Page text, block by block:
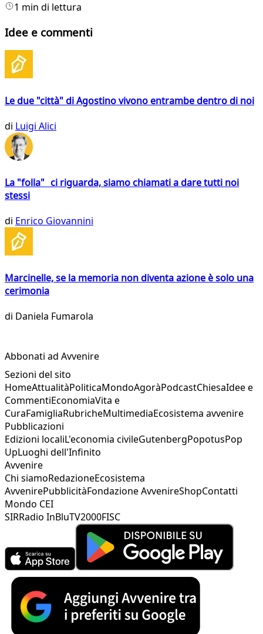
1 min di lettura
Idee e commenti
Le due "città" di Agostino vivono entrambe dentro di noi
di Luigi Alici
La "folla" ci riguarda, siamo chiamati a dare tutti noi
stessi
di Enrico Giovannini
Marcinelle, se la memoria non diventa azione è solo una
cerimonia
di Daniela Fumarola
Abbonati ad Avvenire
Sezioni del sito
HomeAttualitàPoliticaMondoAgoràPodcastChiesaIdee e
CommentiEconomiaVita e
CuraFamigliaRubricheMultimediaEcosistema avvenire
Pubblicazioni
Edizioni localiL'economia civileGutenbergPopotusPop
UpLuoghi dell'Infinito
Avvenire
Chi siamoRedazioneEcosistema
AvvenirePubblicitàFondazione AvvenireShopContatti
Mondo CEI
SIRRadio InBluTV2000FISC